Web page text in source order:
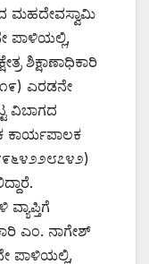
ಮಹದೇವಸ್ವಾಮಿ
ಪಾಳಿಯಲ್ಲಿ,
ಶಿಕ್ಷಾಣಾಧಿಕಾರಿ
ಎರಡನೇ
ವಿಬಾಗದ
ಎಂ. ನಾಗೇಶ್
ಪಾಳಿಯಲ್ಲಿ,